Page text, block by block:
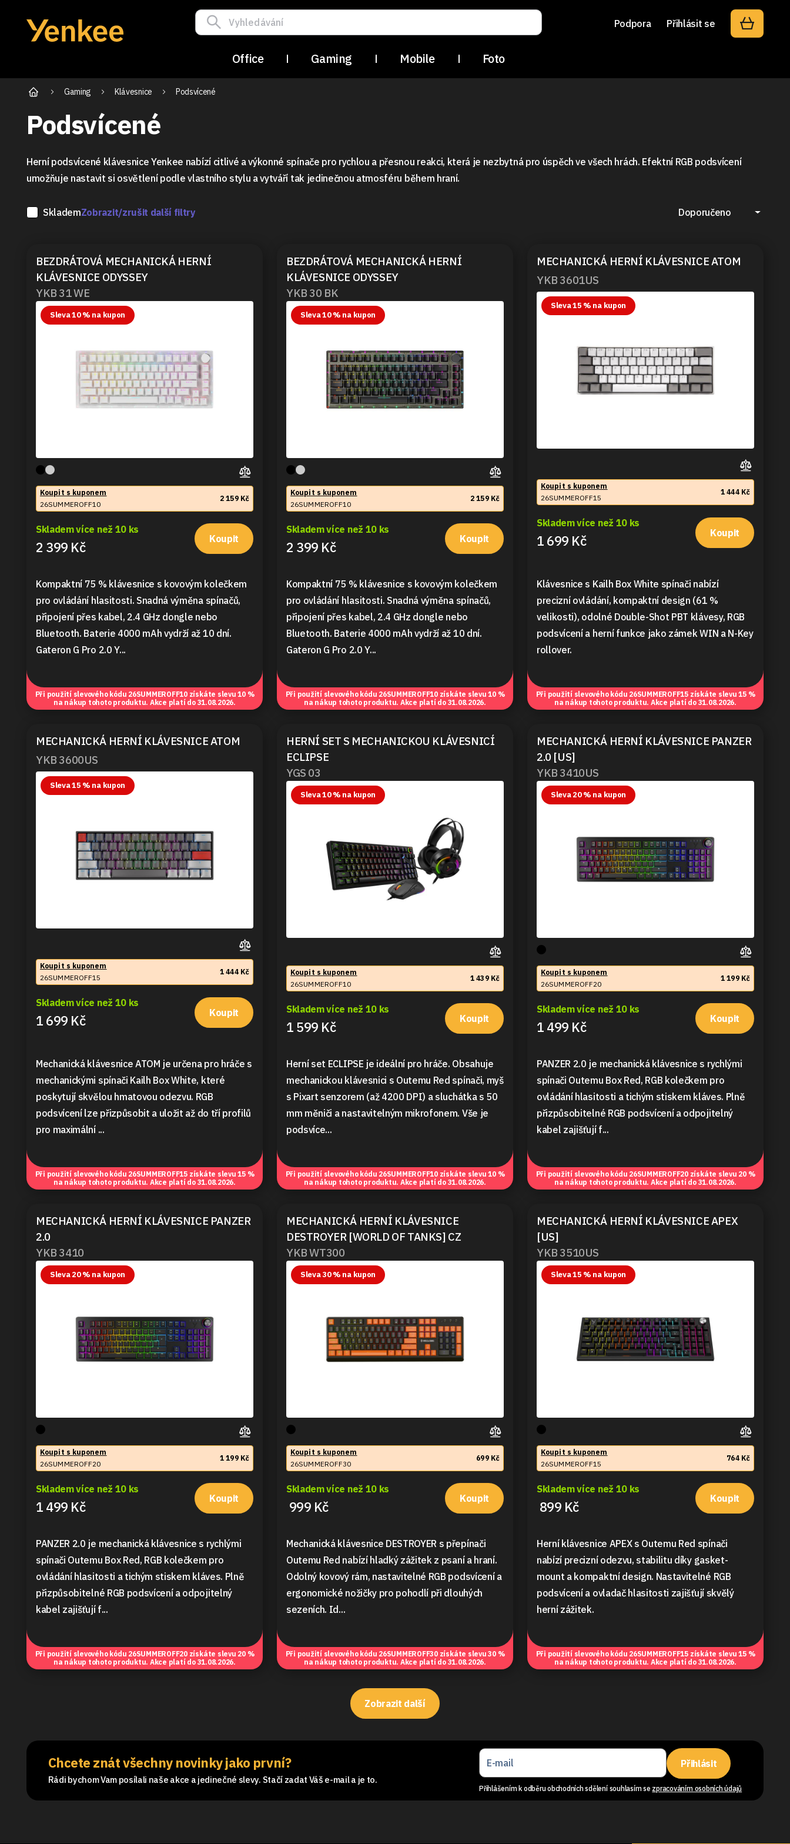
Office Gaming Mobile Foto
Podpora Přihlásit se
Gaming Klávesnice Podsvícené
Podsvícené
Herní podsvícené klávesnice Yenkee nabízí citlivé a výkonné spínače pro rychlou a přesnou reakci, která je nezbytná pro úspěch ve všech hrách. Efektní RGB podsvícení
umožňuje nastavit si osvětlení podle vlastního stylu a vytváří tak jedinečnou atmosféru během hraní.
SklademZobrazit/zrušit další filtry Doporučeno
BEZDRÁTOVÁ MECHANICKÁ HERNÍ
KLÁVESNICE ODYSSEY
YKB 31 WE
Sleva 10 % na kupon
Koupit s kuponem
26SUMMEROFF10
2 159 Kč
Skladem více než 10 ks
2 399 Kč Koupit
Kompaktní 75 % klávesnice s kovovým kolečkem
pro ovládání hlasitosti. Snadná výměna spínačů,
připojení přes kabel, 2.4 GHz dongle nebo
Bluetooth. Baterie 4000 mAh vydrží až 10 dní.
Gateron G Pro 2.0 Y...
Při použití slevového kódu 26SUMMEROFF10 získáte slevu 10 %
na nákup tohoto produktu. Akce platí do 31.08.2026.
BEZDRÁTOVÁ MECHANICKÁ HERNÍ
KLÁVESNICE ODYSSEY
YKB 30 BK
Sleva 10 % na kupon
Koupit s kuponem
26SUMMEROFF10
2 159 Kč
Skladem více než 10 ks
2 399 Kč Koupit
Kompaktní 75 % klávesnice s kovovým kolečkem
pro ovládání hlasitosti. Snadná výměna spínačů,
připojení přes kabel, 2.4 GHz dongle nebo
Bluetooth. Baterie 4000 mAh vydrží až 10 dní.
Gateron G Pro 2.0 Y...
Při použití slevového kódu 26SUMMEROFF10 získáte slevu 10 %
na nákup tohoto produktu. Akce platí do 31.08.2026.
MECHANICKÁ HERNÍ KLÁVESNICE ATOM
YKB 3601US
Sleva 15 % na kupon
Koupit s kuponem
26SUMMEROFF15
1 444 Kč
Skladem více než 10 ks
1 699 Kč Koupit
Klávesnice s Kailh Box White spínači nabízí
precizní ovládání, kompaktní design (61 %
velikosti), odolné Double-Shot PBT klávesy, RGB
podsvícení a herní funkce jako zámek WIN a N-Key
rollover.
Při použití slevového kódu 26SUMMEROFF15 získáte slevu 15 %
na nákup tohoto produktu. Akce platí do 31.08.2026.
MECHANICKÁ HERNÍ KLÁVESNICE ATOM
YKB 3600US
Sleva 15 % na kupon
Koupit s kuponem
26SUMMEROFF15
1 444 Kč
Skladem více než 10 ks
1 699 Kč Koupit
Mechanická klávesnice ATOM je určena pro hráče s
mechanickými spínači Kailh Box White, které
poskytují skvělou hmatovou odezvu. RGB
podsvícení lze přizpůsobit a uložit až do tří profilů
pro maximální ...
Při použití slevového kódu 26SUMMEROFF15 získáte slevu 15 %
na nákup tohoto produktu. Akce platí do 31.08.2026.
HERNÍ SET S MECHANICKOU KLÁVESNICÍ
ECLIPSE
YGS 03
Sleva 10 % na kupon
Koupit s kuponem
26SUMMEROFF10
1 439 Kč
Skladem více než 10 ks
1 599 Kč Koupit
Herní set ECLIPSE je ideální pro hráče. Obsahuje
mechanickou klávesnici s Outemu Red spínači, myš
s Pixart senzorem (až 4200 DPI) a sluchátka s 50
mm měniči a nastavitelným mikrofonem. Vše je
podsvíce...
Při použití slevového kódu 26SUMMEROFF10 získáte slevu 10 %
na nákup tohoto produktu. Akce platí do 31.08.2026.
MECHANICKÁ HERNÍ KLÁVESNICE PANZER
2.0 [US]
YKB 3410US
Sleva 20 % na kupon
Koupit s kuponem
26SUMMEROFF20
1 199 Kč
Skladem více než 10 ks
1 499 Kč Koupit
PANZER 2.0 je mechanická klávesnice s rychlými
spínači Outemu Box Red, RGB kolečkem pro
ovládání hlasitosti a tichým stiskem kláves. Plně
přizpůsobitelné RGB podsvícení a odpojitelný
kabel zajišťují f...
Při použití slevového kódu 26SUMMEROFF20 získáte slevu 20 %
na nákup tohoto produktu. Akce platí do 31.08.2026.
MECHANICKÁ HERNÍ KLÁVESNICE PANZER
2.0
YKB 3410
Sleva 20 % na kupon
Koupit s kuponem
26SUMMEROFF20
1 199 Kč
Skladem více než 10 ks
1 499 Kč Koupit
PANZER 2.0 je mechanická klávesnice s rychlými
spínači Outemu Box Red, RGB kolečkem pro
ovládání hlasitosti a tichým stiskem kláves. Plně
přizpůsobitelné RGB podsvícení a odpojitelný
kabel zajišťují f...
Při použití slevového kódu 26SUMMEROFF20 získáte slevu 20 %
na nákup tohoto produktu. Akce platí do 31.08.2026.
MECHANICKÁ HERNÍ KLÁVESNICE
DESTROYER [WORLD OF TANKS] CZ
YKB WT300
Sleva 30 % na kupon
Koupit s kuponem
26SUMMEROFF30
699 Kč
Skladem více než 10 ks
999 Kč Koupit
Mechanická klávesnice DESTROYER s přepínači
Outemu Red nabízí hladký zážitek z psaní a hraní.
Odolný kovový rám, nastavitelné RGB podsvícení a
ergonomické nožičky pro pohodlí při dlouhých
sezeních. Id...
Při použití slevového kódu 26SUMMEROFF30 získáte slevu 30 %
na nákup tohoto produktu. Akce platí do 31.08.2026.
MECHANICKÁ HERNÍ KLÁVESNICE APEX
[US]
YKB 3510US
Sleva 15 % na kupon
Koupit s kuponem
26SUMMEROFF15
764 Kč
Skladem více než 10 ks
899 Kč Koupit
Herní klávesnice APEX s Outemu Red spínači
nabízí precizní odezvu, stabilitu díky gasket-
mount a kompaktní design. Nastavitelné RGB
podsvícení a ovladač hlasitosti zajišťují skvělý
herní zážitek.
Při použití slevového kódu 26SUMMEROFF15 získáte slevu 15 %
na nákup tohoto produktu. Akce platí do 31.08.2026.
Zobrazit další
Chcete znát všechny novinky jako první?
Rádi bychom Vam posílali naše akce a jedinečné slevy. Stačí zadat Váš e-mail a je to.
Přihlásit
Přihlášením k odběru obchodních sdělení souhlasím se zpracováním osobních údajů